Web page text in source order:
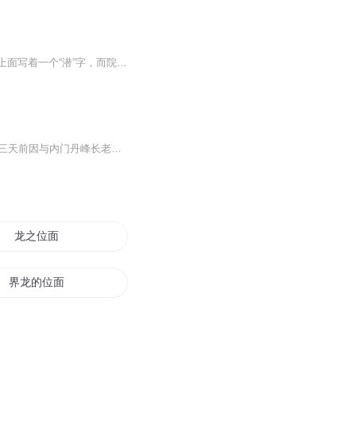
从小就是孤儿的萧潜在孤儿院长大，身上唯一的身份信息是一块挂在他脖颈上的龙形玉佩，上面写着一个“潜”字，而院长名萧宏宇，于是就取名叫他萧潜。而且据院长说，收留他的当天晚上，天空闪现出一道明亮的流光。 因为一次意外，他获得了一部特...
顾清欢睁开眼就是身受重伤，资产被强制执行。顾清欢，凌宵宗外门弟子，16岁，四灵根，三天前因与内门丹峰长老女儿林素素起了冲突受重伤........
龙之位面
界龙的位面之行